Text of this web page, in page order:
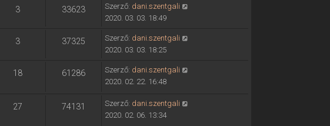
3 33623 Szerző: dani.szentgali
2020. 03. 03. 18:49
3 37325 Szerző: dani.szentgali
2020. 03. 03. 18:25
18 61286 Szerző: dani.szentgali
2020. 02. 22. 16:48
27 74131 Szerző: dani.szentgali
2020. 02. 06. 13:34